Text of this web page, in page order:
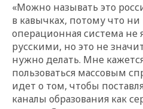
«Можно называть это
в кавычках, потому что
операционная система не
русскими, но это не
нужно делать. Мне
пользоваться массовым
идет о том, чтобы
каналы образования как